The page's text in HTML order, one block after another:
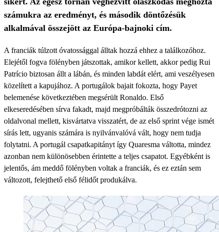
számukra az eredményt, és második döntőzésük
alkalmával összejött az Európa-bajnoki cím.
A franciák túlzott óvatossággal álltak hozzá ehhez a találkozóhoz.
Elejétől fogva fölényben játszottak, amikor kellett, akkor pedig Rui
Patrício biztosan állt a lábán, és minden labdát elért, ami veszélyesen
közelített a kapujához. A portugálok bajait fokozta, hogy Payet
belemenése következtében megsérült Ronaldo. Első
elkeseredésében sírva fakadt, majd megpróbálták összedrótozni az
oldalvonal mellett, kisvártatva visszatért, de az első sprint vége ismét
sírás lett, ugyanis számára is nyilvánvalóvá vált, hogy nem tudja
folytatni. A portugál csapatkapitányt így Quaresma váltotta, mindez
azonban nem különösebben érintette a teljes csapatot. Egyébként is
jelentős, ám meddő fölényben voltak a franciák, és ez eztán sem
változott, felejthető első félidőt produkálva.